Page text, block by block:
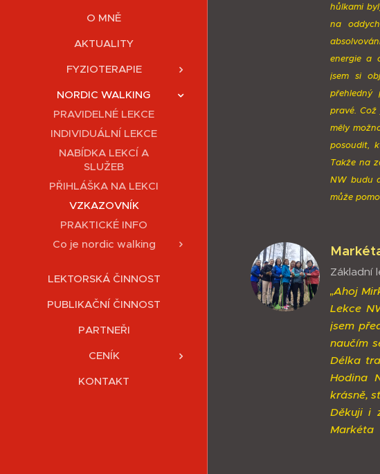
O MNĚ
AKTUALITY
FYZIOTERAPIE
NORDIC WALKING
PRAVIDELNÉ LEKCE
INDIVIDUÁLNÍ LEKCE
NABÍDKA LEKCÍ A
SLUŽEB
PŘIHLÁŠKA NA LEKCI
VZKAZOVNÍK
PRAKTICKÉ INFO
Co je nordic walking
LEKTORSKÁ ČINNOST
PUBLIKAČNÍ ČINNOST
PARTNEŘI
CENÍK
KONTAKT
hůlkami
na
energie a
jsem si
pravé.
měly
posoudit,
Takže na
NW budu
může
Základní
„Ahoj
Lekce
jsem
naučím
Délka
Hodina
krásně,
Děkuji i
Markéta